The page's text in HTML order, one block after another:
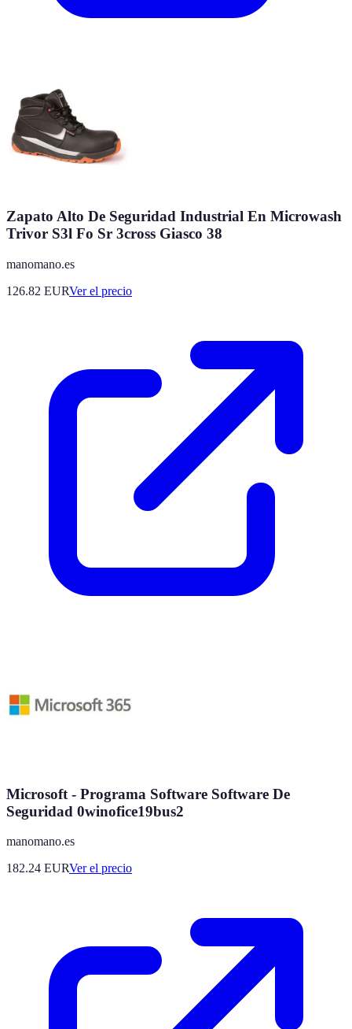
Zapato Alto De Seguridad Industrial En Microwash
Trivor S3l Fo Sr 3cross Giasco 38
manomano.es
126.82 EURVer el precio
Microsoft - Programa Software Software De
Seguridad 0winofice19bus2
manomano.es
182.24 EURVer el precio